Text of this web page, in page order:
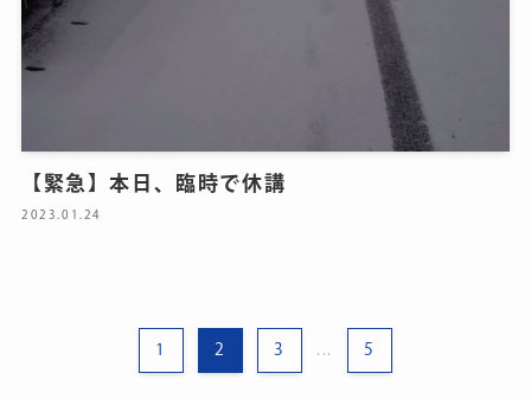
【緊急】本日、臨時で休講
2023.01.24
1 2 3 ... 5